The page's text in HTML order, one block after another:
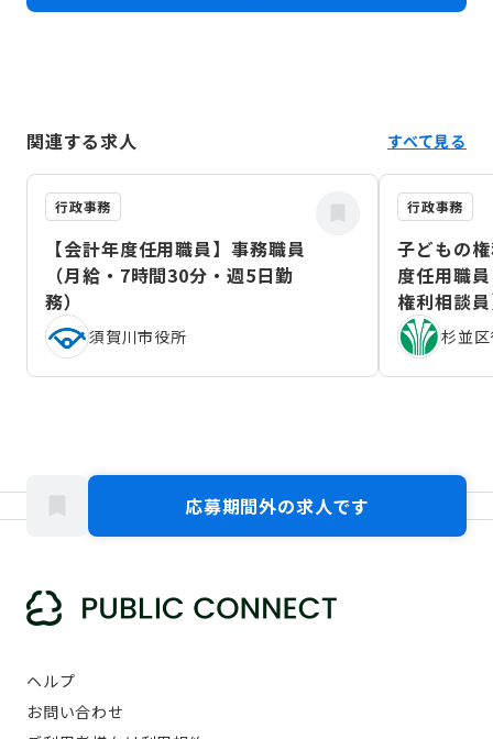
関連する求人 すべて見る
行政事務
【会計年度任用職員】事務職員
（月給・7時間30分・週5日勤
務）
須賀川市役所
行政事務
子どもの
度任用職
権利相談
（2026年
杉並
応募期間外の求人です
ヘルプ
お問い合わせ